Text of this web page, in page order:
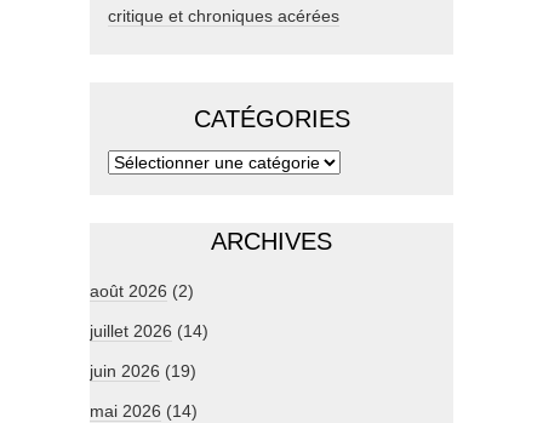
critique et chroniques acérées
CATÉGORIES
ARCHIVES
août 2026 (2)
juillet 2026 (14)
juin 2026 (19)
mai 2026 (14)